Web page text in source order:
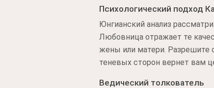
Психологический подход
Юнгианский анализ
Любовница отражает те
жены или матери. Разрешите
теневых сторон вернет вам
Ведический толкователь